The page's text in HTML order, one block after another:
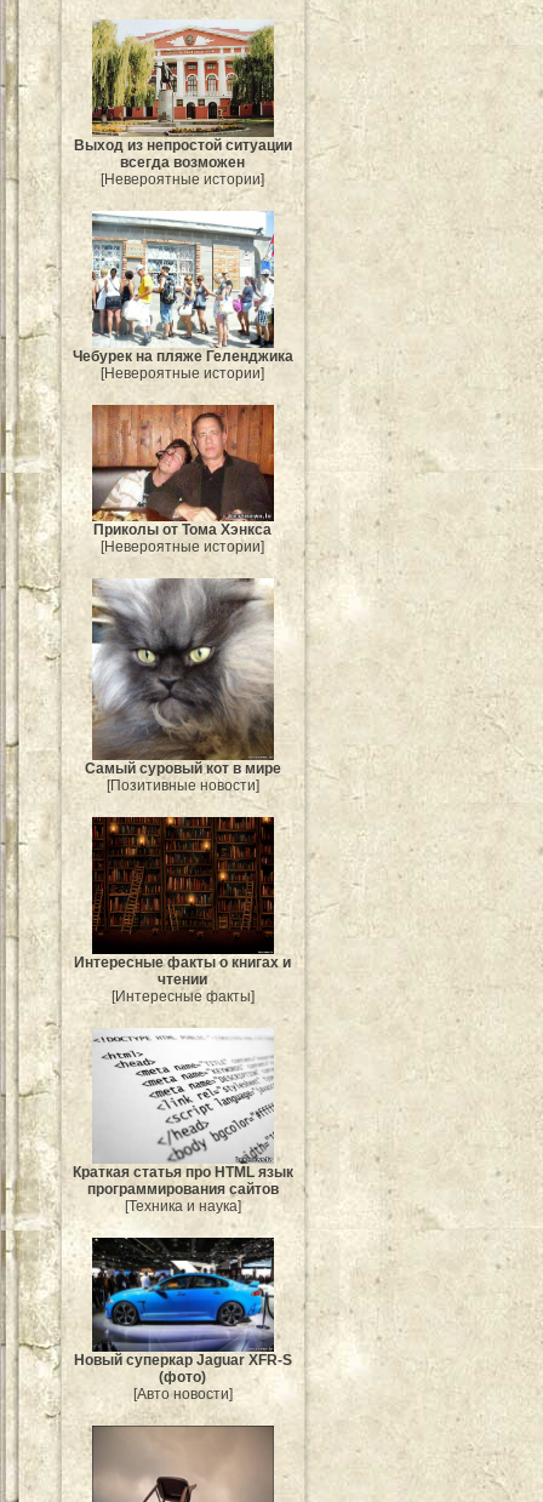
Выход из непростой ситуации
всегда возможен
[Невероятные истории]
Чебурек на пляже Геленджика
[Невероятные истории]
Приколы от Тома Хэнкса
[Невероятные истории]
Самый суровый кот в мире
[Позитивные новости]
Интересные факты о книгах и
чтении
[Интересные факты]
Краткая статья про HTML язык
программирования сайтов
[Техника и наука]
Новый суперкар Jaguar XFR-S
(фото)
[Авто новости]